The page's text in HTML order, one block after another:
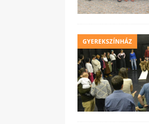
GYEREKSZÍNHÁZ